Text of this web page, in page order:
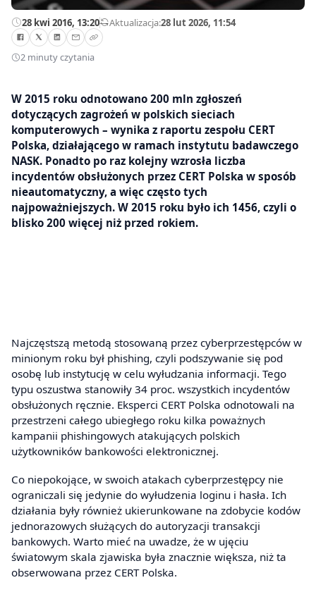
28 kwi 2016, 13:20—Aktualizacja:28 lut 2026, 11:54
2 minuty czytania
W 2015 roku odnotowano 200 mln zgłoszeń
dotyczących zagrożeń w polskich sieciach
komputerowych – wynika z raportu zespołu CERT
Polska, działającego w ramach instytutu badawczego
NASK. Ponadto po raz kolejny wzrosła liczba
incydentów obsłużonych przez CERT Polska w sposób
nieautomatyczny, a więc często tych
najpoważniejszych. W 2015 roku było ich 1456, czyli o
blisko 200 więcej niż przed rokiem.
Najczęstszą metodą stosowaną przez cyberprzestępców w
minionym roku był phishing, czyli podszywanie się pod
osobę lub instytucję w celu wyłudzania informacji. Tego
typu oszustwa stanowiły 34 proc. wszystkich incydentów
obsłużonych ręcznie. Eksperci CERT Polska odnotowali na
przestrzeni całego ubiegłego roku kilka poważnych
kampanii phishingowych atakujących polskich
użytkowników bankowości elektronicznej.
Co niepokojące, w swoich atakach cyberprzestępcy nie
ograniczali się jedynie do wyłudzenia loginu i hasła. Ich
działania były również ukierunkowane na zdobycie kodów
jednorazowych służących do autoryzacji transakcji
bankowych. Warto mieć na uwadze, że w ujęciu
światowym skala zjawiska była znacznie większa, niż ta
obserwowana przez CERT Polska.